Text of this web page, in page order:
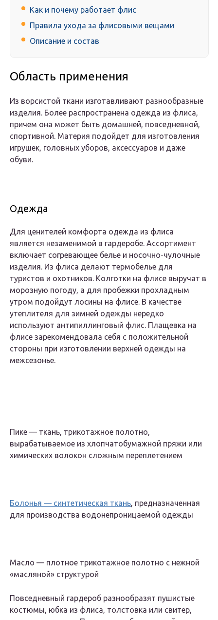
Как и почему работает флис
Правила ухода за флисовыми вещами
Описание и состав
Область применения
Из ворсистой ткани изготавливают разнообразные
изделия. Более распространена одежда из флиса,
причем она может быть домашней, повседневной,
спортивной. Материя подойдет для изготовления
игрушек, головных уборов, аксессуаров и даже
обуви.
Одежда
Для ценителей комфорта одежда из флиса
является незаменимой в гардеробе. Ассортимент
включает согревающее белье и носочно-чулочные
изделия. Из флиса делают термобелье для
туристов и охотников. Колготки на флисе выручат в
морозную погоду, а для пробежки прохладным
утром подойдут лосины на флисе. В качестве
утеплителя для зимней одежды нередко
используют антипиллинговый флис. Плащевка на
флисе зарекомендовала себя с положительной
стороны при изготовлении верхней одежды на
межсезонье.
Пике — ткань, трикотажное полотно,
вырабатываемое из хлопчатобумажной пряжи или
химических волокон сложным переплетением
Болонья — синтетическая ткань, предназначенная
для производства водонепроницаемой одежды
Масло — плотное трикотажное полотно с нежной
«масляной» структурой
Повседневный гардероб разнообразят пушистые
костюмы, юбка из флиса, толстовка или свитер,